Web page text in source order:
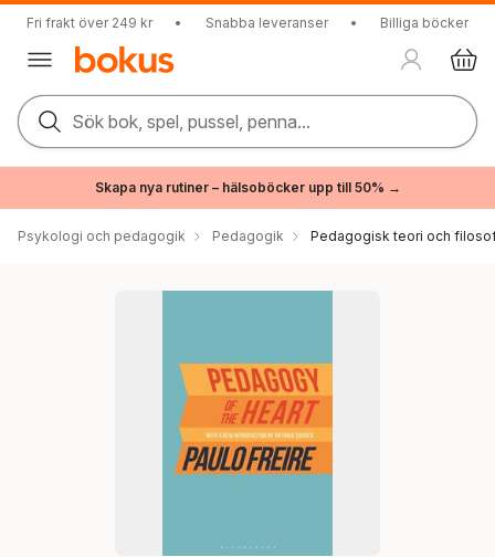
Fri frakt över 249 kr • Snabba leveranser • Billiga böcker
Sök bok, spel, pussel, penna...
Skapa nya rutiner – hälsoböcker upp till 50% →
Psykologi och pedagogik Pedagogik Pedagogisk teori och